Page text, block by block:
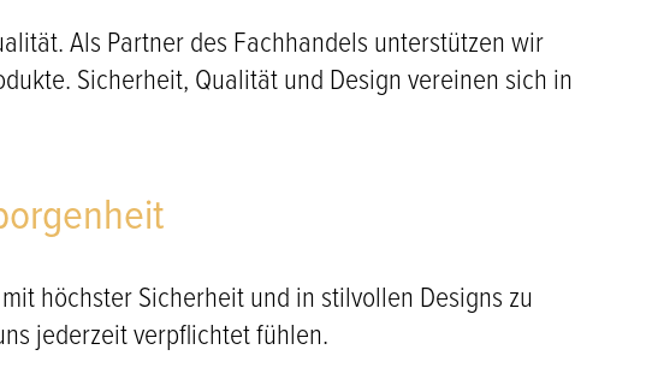
Als Partner des Fachhandels unterstützen wir
Sicherheit, Qualität und Design vereinen sich in
höchster Sicherheit und in stilvollen Designs zu
jederzeit verpflichtet fühlen.